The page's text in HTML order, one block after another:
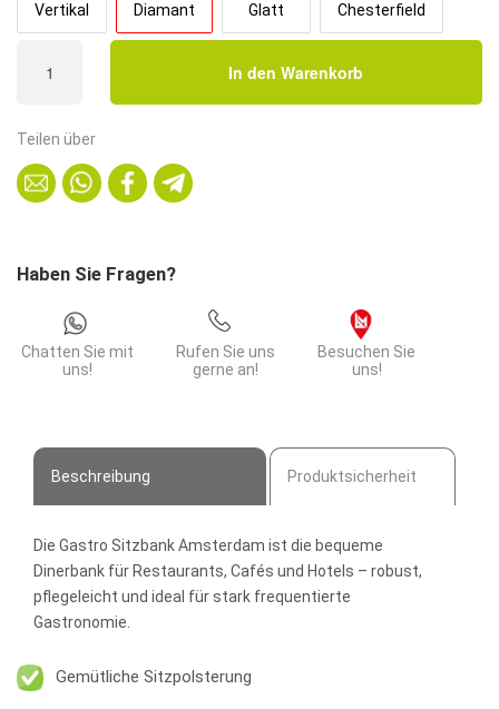
Vertikal Diamant Glatt Chesterfield
Sitzbank
cm
breit
Schwarz
Diamant
In den Warenkorb
Teilen über
Haben Sie Fragen?
Chatten Sie mit
uns!
Rufen Sie uns
gerne an!
Besuchen Sie
uns!
Beschreibung Produktsicherheit
Die Gastro Sitzbank Amsterdam ist die bequeme
Dinerbank für Restaurants, Cafés und Hotels – robust,
pflegeleicht und ideal für stark frequentierte
Gastronomie.
Gemütliche Sitzpolsterung